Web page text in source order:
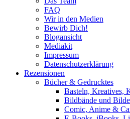
FAQ
Wir in den Medien
Bewirb Dich!
Blogansicht
Mediakit
Impressum
Datenschutzerklärung
Rezensionen
Bücher & Gedrucktes
Basteln, Kreatives,
Bildbände und
Comic, Anime &